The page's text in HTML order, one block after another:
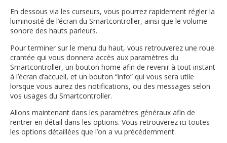
En dessous via les curseurs, vous pourrez rapidement régler la
luminosité de l’écran du Smartcontroller, ainsi que le volume
sonore des hauts parleurs.
Pour terminer sur le menu du haut, vous retrouverez une roue
crantée qui vous donnera accès aux paramètres du
Smartcontroller, un bouton home afin de revenir à tout instant
à l’écran d’accueil, et un bouton “info” qui vous sera utile
lorsque vous aurez des notifications, ou des messages selon
vos usages du Smartcontroller.
Allons maintenant dans les paramètres généraux afin de
rentrer en détail dans les options. Vous retrouverez ici toutes
les options détaillées que l’on a vu précédemment.